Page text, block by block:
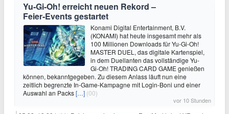
Yu‑Gi‑Oh! erreicht neuen Rekord –
Feier‑Events gestartet
Konami Digital Entertainment, B.V.
(KONAMI) hat heute insgesamt mehr als
100 Millionen Downloads für Yu-Gi-Oh!
MASTER DUEL, das digitale Kartenspiel,
in dem Duellanten das vollständige Yu-
Gi-Oh! TRADING CARD GAME genießen
können, bekanntgegeben. Zu diesem Anlass läuft nun eine
zeitlich begrenzte In-Game-Kampagne mit Login-Boni und einer
Auswahl an Packs[…] (00)
vor 10 Stunden